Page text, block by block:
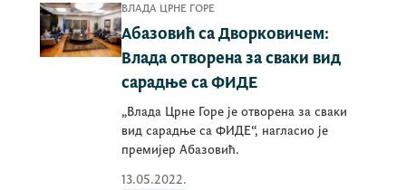
ВЛАДА ЦРНЕ ГОРЕ
Абазовић са Дворковичем:
Влада отворена за сваки вид
сарадње са ФИДЕ
„Влада Црне Горе је отворена за сваки
вид сарадње са ФИДЕ“, нагласио је
премијер Абазовић.
13.05.2022.